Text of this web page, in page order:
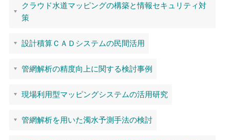
クラウド水道マッピングの構築と情報セキュリティ対
策
設計積算ＣＡＤシステムの民間活用
管網解析の精度向上に関する検討事例
現場利用型マッピングシステムの活用研究
管網解析を用いた濁水予測手法の検討